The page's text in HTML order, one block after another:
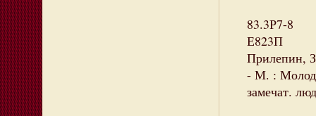
83.3Р7-8
Е823П
Прилепин,
- М. :
замечат.